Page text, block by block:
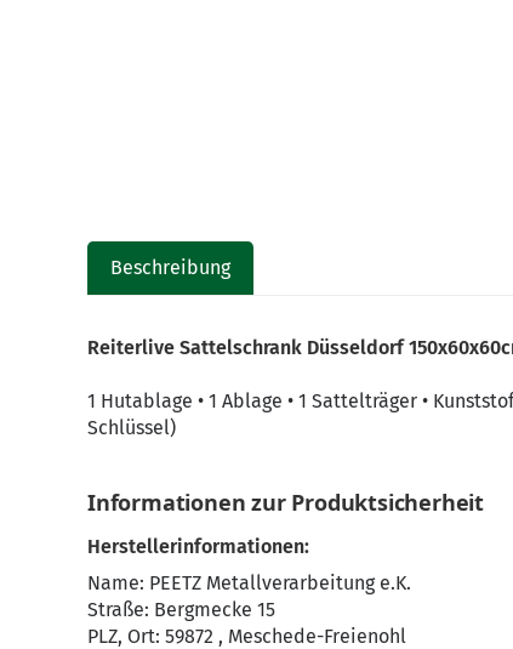
Beschreibung
Reiterlive Sattelschrank Düsseldorf
1 Hutablage • 1 Ablage • 1 Sattelträger •
Schlüssel)
Informationen zur Produktsicherheit
Herstellerinformationen:
Name: PEETZ Metallverarbeitung e.K.
Straße: Bergmecke 15
PLZ, Ort: 59872 , Meschede-Freienohl